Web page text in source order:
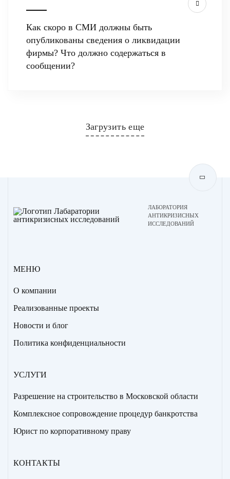
Как скоро в СМИ должны быть
опубликованы сведения о ликвидации
фирмы? Что должно содержаться в
сообщении?
Загрузить еще
ЛАБОРАТОРИЯ
АНТИКРИЗИСНЫХ
ИССЛЕДОВАНИЙ
МЕНЮ
О компании
Реализованные проекты
Новости и блог
Политика конфиденциальности
УСЛУГИ
Разрешение на строительство в Московской области
Комплексное сопровождение процедур банкротства
Юрист по корпоративному праву
КОНТАКТЫ